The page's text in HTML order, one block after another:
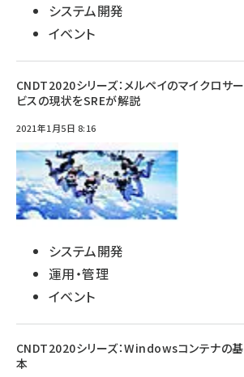
システム開発
イベント
CNDT2020シリーズ：メルペイのマイクロサー
ビスの現状をSREが解説
2021年1月5日 8:16
システム開発
運用・管理
イベント
CNDT2020シリーズ：Windowsコンテナの基
本